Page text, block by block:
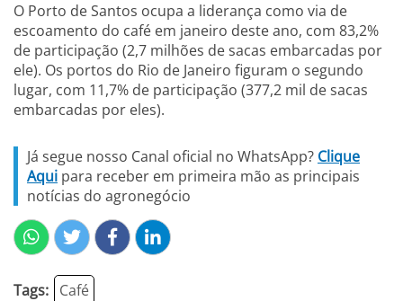
O Porto de Santos ocupa a liderança como via de
escoamento do café em janeiro deste ano, com 83,2%
de participação (2,7 milhões de sacas embarcadas por
ele). Os portos do Rio de Janeiro figuram o segundo
lugar, com 11,7% de participação (377,2 mil de sacas
embarcadas por eles).
Já segue nosso Canal oficial no WhatsApp? Clique
Aqui para receber em primeira mão as principais
notícias do agronegócio
Tags: Café